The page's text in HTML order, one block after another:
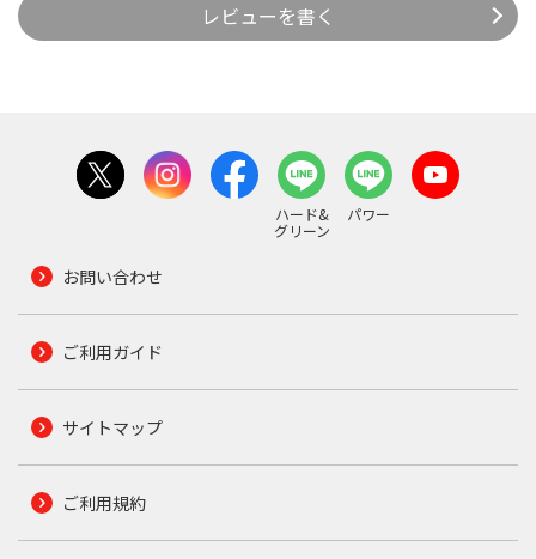
レビューを書く
ハード&
グリーン
パワー
お問い合わせ
ご利用ガイド
サイトマップ
ご利用規約